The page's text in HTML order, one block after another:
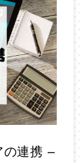
連携 –